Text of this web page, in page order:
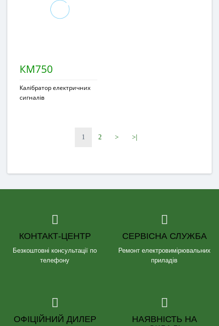
КМ750
Калібратор електричних
сигналів
1 2 > >|
КОНТАКТ-ЦЕНТР
Безкоштовні консультації по
телефону
СЕРВІСНА СЛУЖБА
Ремонт електровимірювальних
приладів
ОФІЦІЙНИЙ ДИЛЕР
НАЯВНІСТЬ НА